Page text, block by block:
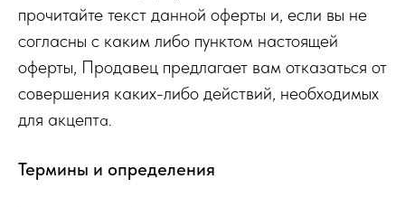
прочитайте текст данной оферты и, если вы не
согласны с каким либо пунктом настоящей
оферты, Продавец предлагает вам отказаться от
совершения каких-либо действий, необходимых
для акцепта.
Термины и определения